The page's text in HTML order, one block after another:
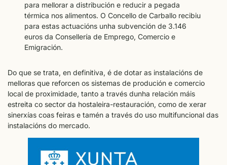
para mellorar a distribución e reducir a pegada
térmica nos alimentos. O Concello de Carballo recibiu
para estas actuacións unha subvención de 3.146
euros da Consellería de Emprego, Comercio e
Emigración.
Do que se trata, en definitiva, é de dotar as instalacións de
melloras que reforcen os sistemas de produción e comercio
local de proximidade, tanto a través dunha relación máis
estreita co sector da hostaleira-restauración, como de xerar
sinerxías coas feiras e tamén a través do uso multifuncional das
instalacións do mercado.